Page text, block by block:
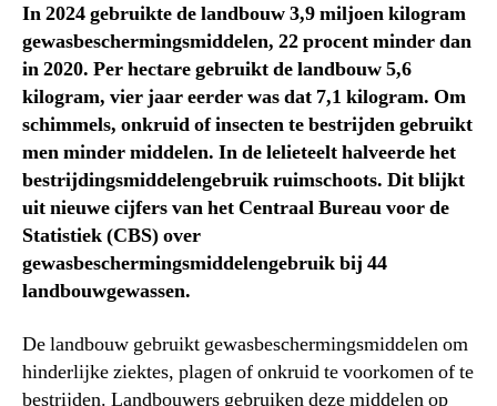
In 2024 gebruikte de landbouw 3,9 miljoen kilogram
gewasbeschermingsmiddelen, 22 procent minder dan
in 2020. Per hectare gebruikt de landbouw 5,6
kilogram, vier jaar eerder was dat 7,1 kilogram. Om
schimmels, onkruid of insecten te bestrijden gebruikt
men minder middelen. In de lelieteelt halveerde het
bestrijdingsmiddelengebruik ruimschoots. Dit blijkt
uit nieuwe cijfers van het Centraal Bureau voor de
Statistiek (CBS) over
gewasbeschermingsmiddelengebruik bij 44
landbouwgewassen.
De landbouw gebruikt gewasbeschermingsmiddelen om
hinderlijke ziektes, plagen of onkruid te voorkomen of te
bestrijden. Landbouwers gebruiken deze middelen op